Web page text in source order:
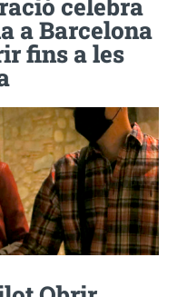
celebra
a Barcelona
fins a les